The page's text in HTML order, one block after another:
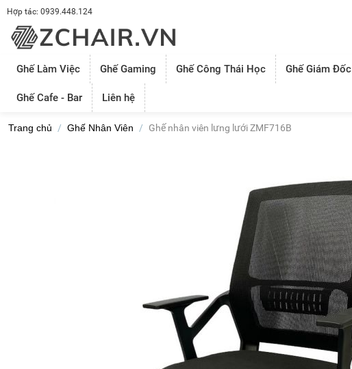
Hợp tác: 0939.448.124
Ghế Làm Việc Ghế Gaming Ghế Công Thái Học Ghế Giám Đốc
Ghế Cafe - Bar Liên hệ
Trang chủ / Ghế Nhân Viên / Ghế nhân viên lưng lưới ZMF716B